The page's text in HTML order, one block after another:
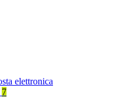
elettronica
7